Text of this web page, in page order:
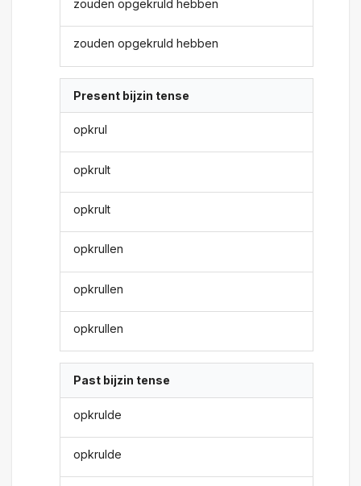
zouden opgekruld hebben
zouden opgekruld hebben
Present bijzin tense
opkrul
opkrult
opkrult
opkrullen
opkrullen
opkrullen
Past bijzin tense
opkrulde
opkrulde